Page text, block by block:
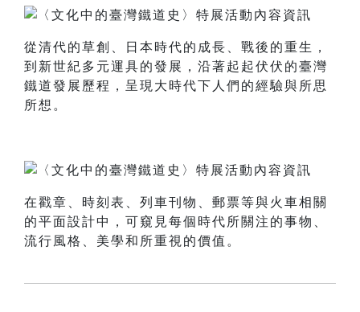
從清代的草創、日本時代的成長、戰後的重生，
到新世紀多元運具的發展，沿著起起伏伏的臺灣
鐵道發展歷程，呈現大時代下人們的經驗與所思
所想。
在戳章、時刻表、列車刊物、郵票等與火車相關
的平面設計中，可窺見每個時代所關注的事物、
流行風格、美學和所重視的價值。